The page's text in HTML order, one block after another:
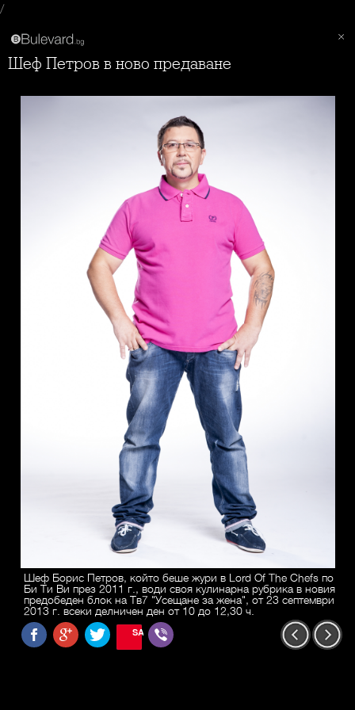
/
Шеф Петров в ново предаване
Шеф Борис Петров, който беше жури в Lord Of The Chefs по
Би Ти Ви през 2011 г., води своя кулинарна рубрика в новия
предобеден блок на Тв7 "Усещане за жена", от 23 септември
2013 г. всеки делничен ден от 10 до 12,30 ч.
SAVE